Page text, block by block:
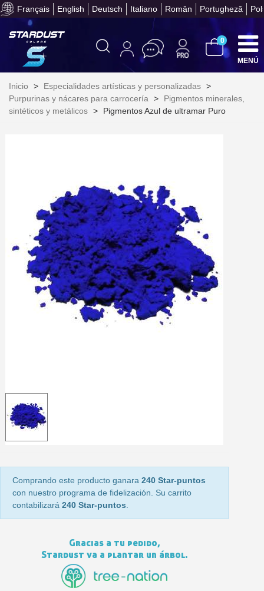
Français English Deutsch Italiano Român Portugheză
Paga en 4 plazos sin
Paga en 4 plazos sin
Obtenga su presupuesto
Gana puntos de
Devuelve los
5 € de descuento
Cupón de 10 € por
Suscríbete al
0
MENÚ
Inicio > Especialidades artísticas y personalizadas >
Purpurinas y nácares para carrocería
>
Pigmentos minerales,
sintéticos y metálicos > Pigmentos Azul de ultramar Puro
Comprando este producto ganara 240 Star-puntos
con nuestro programa de fidelización. Su carrito
contabilizará 240 Star-puntos
Gracias a tu pedido,
Stardust va a plantar un árbol.